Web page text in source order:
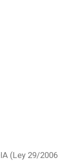
(Ley 29/2006